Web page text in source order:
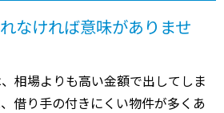
なければ意味がありませ
相場よりも高い金額で出してしま
借り手の付きにくい物件が多くあ